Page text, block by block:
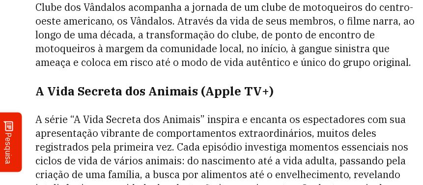
Pesquisa
Clube dos Vândalos acompanha a jornada de um clube de motoqueiros do centro-
oeste americano, os Vândalos. Através da vida de seus membros, o filme narra, ao
longo de uma década, a transformação do clube, de ponto de encontro de
motoqueiros à margem da comunidade local, no início, à gangue sinistra que
ameaça e coloca em risco até o modo de vida autêntico e único do grupo original.
A Vida Secreta dos Animais (Apple TV+)
A série “A Vida Secreta dos Animais” inspira e encanta os espectadores com sua
apresentação vibrante de comportamentos extraordinários, muitos deles
registrados pela primeira vez. Cada episódio investiga momentos essenciais nos
ciclos de vida de vários animais: do nascimento até a vida adulta, passando pela
criação de uma família, a busca por alimentos até o envelhecimento, revelando